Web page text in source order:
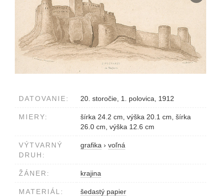
DATOVANIE: 20. storočie, 1. polovica, 1912
MIERY:
šírka 24.2 cm, výška 20.1 cm, šírka
26.0 cm, výška 12.6 cm
VÝTVARNÝ
DRUH:
grafika › voľná
ŽÁNER: krajina
MATERIÁL: šedastý papier